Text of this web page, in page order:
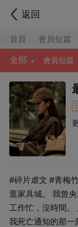
返回
首頁 會員短篇
全部 會員短篇
#碎片虐文 #青梅
逛家具城。 我曾
工作忙，沒時間
我死亡通知的那